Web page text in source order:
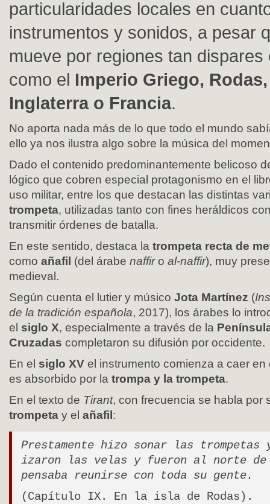
particularidades locales en
instrumentos y sonidos, a pesar
mueve por regiones tan dispares
como el Imperio Griego,
Inglaterra o Francia.
No aporta nada más de lo que todo el mundo
ello ya nos ilustra algo sobre la música del
Dado el contenido predominantemente belicoso
lógico que cobren especial protagonismo en el
uso militar, entre los que destacan las distintas
trompeta, utilizadas tanto con fines heráldicos
transmitir órdenes de batalla.
En este sentido, destaca la trompeta recta de
como añafil (del árabe naffiro al-naffir), muy
medieval.
Según cuenta el lutier y músico Jota Martínez (
de la tradición española, 2017), los árabes lo
el siglo X, especialmente a través de la
Cruzadas completaron su difusión por occidente.
En el siglo XV el instrumento comienza a caer
es absorbido por la trompa y la trompeta.
En el texto de Tirant, con frecuencia se habla por
trompeta y el añafil :
Prestamente hizo sonar las
izaron las velas y fueron al norte
pensaba reunirse con toda su gente.
(Capítulo IX. En la isla de Rodas).